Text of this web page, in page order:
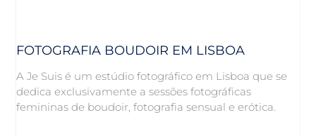
FOTOGRAFIA BOUDOIR EM LISBOA
A Je Suis é um estúdio fotográfico em Lisboa que se
dedica exclusivamente a sessões fotográficas
femininas de boudoir, fotografia sensual e erótica.